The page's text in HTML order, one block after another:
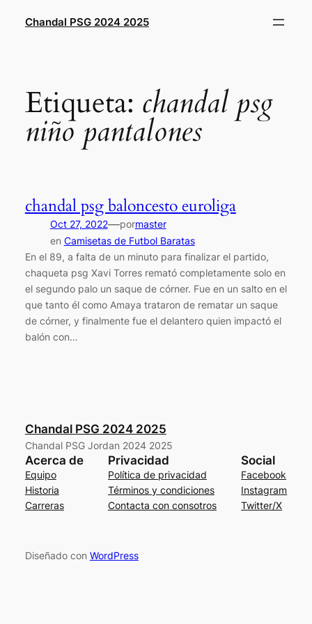
Chandal PSG 2024 2025
Etiqueta: chandal psg
niño pantalones
chandal psg baloncesto euroliga
Oct 27, 2022—pormaster
en Camisetas de Futbol Baratas
En el 89, a falta de un minuto para finalizar el partido,
chaqueta psg Xavi Torres remató completamente solo en
el segundo palo un saque de córner. Fue en un salto en el
que tanto él como Amaya trataron de rematar un saque
de córner, y finalmente fue el delantero quien impactó el
balón con…
Chandal PSG 2024 2025
Chandal PSG Jordan 2024 2025
Acerca de
Equipo
Historia
Carreras
Privacidad
Política de privacidad
Términos y condiciones
Contacta con consotros
Social
Facebook
Instagram
Twitter/X
Diseñado con WordPress